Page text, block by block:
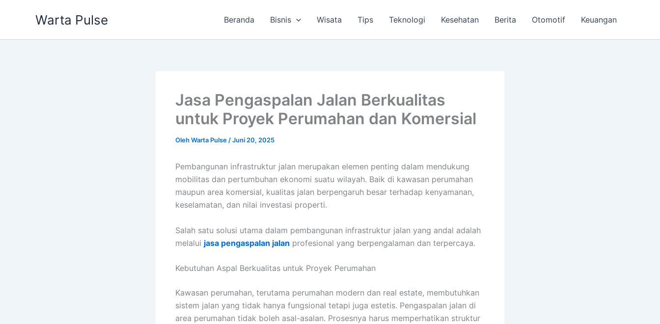
Warta Pulse Beranda Bisnis Wisata Tips Teknologi Kesehatan Berita Otomotif Keuangan
Jasa Pengaspalan Jalan Berkualitas
untuk Proyek Perumahan dan Komersial
OlehWarta Pulse /Juni 20, 2025
Pembangunan infrastruktur jalan merupakan elemen penting dalam mendukung
mobilitas dan pertumbuhan ekonomi suatu wilayah. Baik di kawasan perumahan
maupun area komersial, kualitas jalan berpengaruh besar terhadap kenyamanan,
keselamatan, dan nilai investasi properti.
Salah satu solusi utama dalam pembangunan infrastruktur jalan yang andal adalah
melalui jasa pengaspalan jalan profesional yang berpengalaman dan terpercaya.
Kebutuhan Aspal Berkualitas untuk Proyek Perumahan
Kawasan perumahan, terutama perumahan modern dan real estate, membutuhkan
sistem jalan yang tidak hanya fungsional tetapi juga estetis. Pengaspalan jalan di
area perumahan tidak boleh asal-asalan. Prosesnya harus memperhatikan struktur